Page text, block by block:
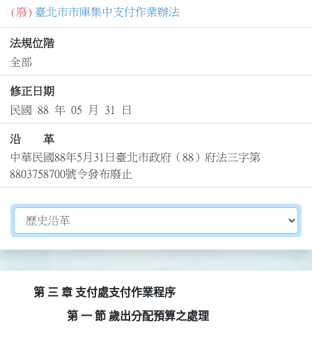
(廢) 臺北市市庫集中支付作業辦法
法規位階
全部
修正日期
民國 88 年 05 月 31 日
沿 革
中華民國88年5月31日臺北市政府（88）府法三字第
8803758700號令發布廢止
切換選擇法規資訊內容
第 三 章 支付處支付作業程序
第 一 節 歲出分配預算之處理